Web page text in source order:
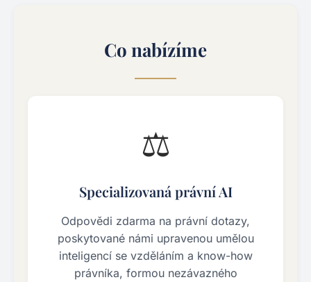
Co nabízíme
⚖️
Specializovaná právní AI
Odpovědi zdarma na právní dotazy,
poskytované námi upravenou umělou
inteligencí se vzděláním a know-how
právníka, formou nezávazného